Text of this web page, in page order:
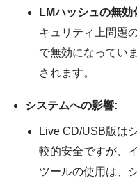
LMハッシュの無効
キュリティ上問題
で無効になってい
されます。
システムへの影響:
Live CD/USB版は
較的安全ですが、
ツールの使用は、